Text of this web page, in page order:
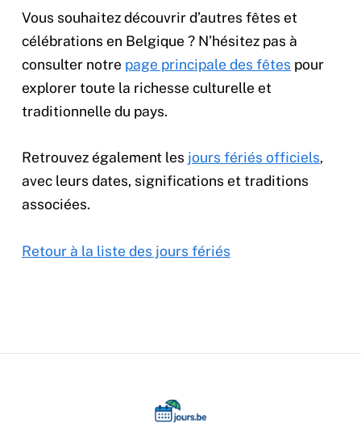
Vous souhaitez découvrir d’autres fêtes et
célébrations en Belgique ? N’hésitez pas à
consulter notre page principale des fêtes pour
explorer toute la richesse culturelle et
traditionnelle du pays.
Retrouvez également les jours fériés officiels,
avec leurs dates, significations et traditions
associées.
Retour à la liste des jours fériés